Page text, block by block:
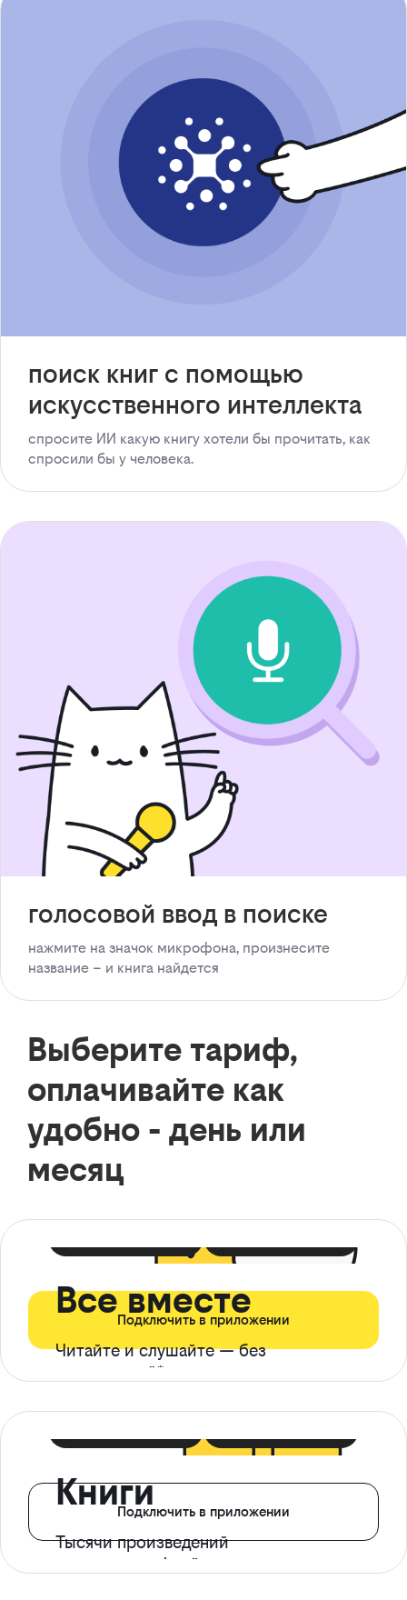
поиск книг с помощью
искусственного интеллекта
спросите ИИ какую книгу хотели бы прочитать, как
спросили бы у человека.
голосовой ввод в поиске
нажмите на значок микрофона, произнесите
название – и книга найдется
Выберите тариф,
оплачивайте как
удобно - день или
месяц
Все вместе
Читайте и слушайте — без
ограничений*
Подключить в приложении
Книги
Тысячи произведений
с доступом офлайн
Подключить в приложении